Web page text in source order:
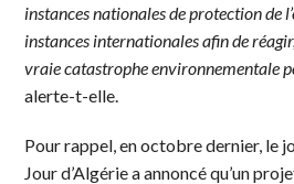
instances nationales de protection de
instances internationales afin de
vraie catastrophe environnementale
alerte-t-elle.
Pour rappel, en octobre dernier, le
Jour d’Algérie a annoncé qu’un